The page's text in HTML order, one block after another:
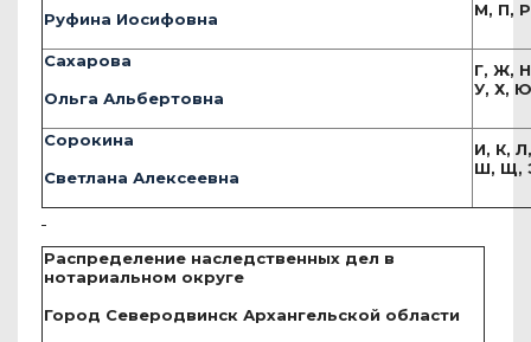
Руфина Иосифовна М, П, Р
Сахарова
Ольга Альбертовна
Г, Ж,
У, Х, Ю
Сорокина
Светлана Алексеевна
И, К,
Ш, Щ,
Распределение наследственных дел в
нотариальном округе
Город Северодвинск Архангельской области